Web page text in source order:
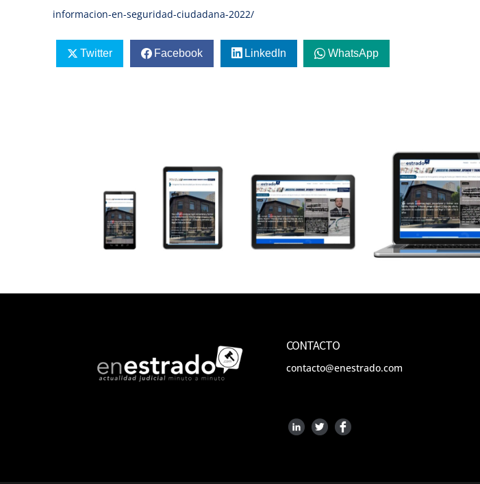
informacion-en-seguridad-ciudadana-2022/
Twitter Facebook LinkedIn WhatsApp
CONTACTO
contacto@enestrado.com